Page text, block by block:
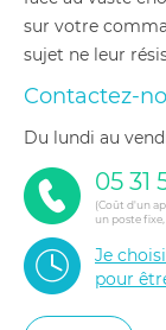
sur votre
sujet ne leur
Contactez-
du lundi au
05 31
(Coût d'un
un poste
Je
pour